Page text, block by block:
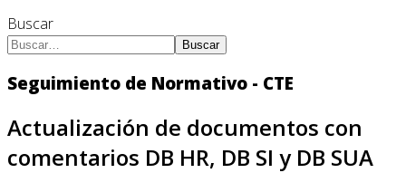
Buscar
Buscar
Seguimiento de Normativo - CTE
Actualización de documentos con
comentarios DB HR, DB SI y DB SUA